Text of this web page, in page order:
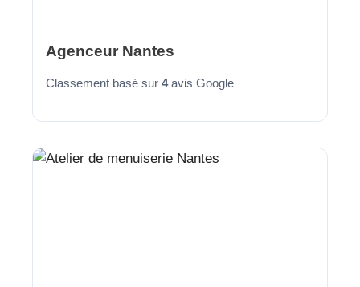
Agenceur Nantes
Classement basé sur 4avis Google